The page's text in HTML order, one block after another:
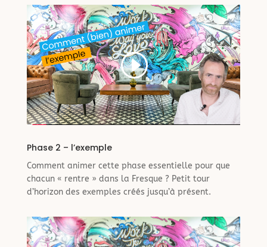
Phase 2 – l’exemple
Comment animer cette phase essentielle pour que
chacun « rentre » dans la Fresque ? Petit tour
d’horizon des exemples créés jusqu’à présent.